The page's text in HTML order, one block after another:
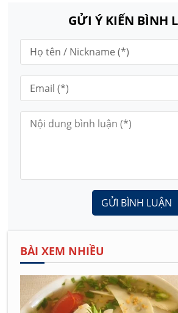
GỬI Ý KIẾN BÌNH
GỬI BÌNH LUẬN
BÀI XEM NHIỀU